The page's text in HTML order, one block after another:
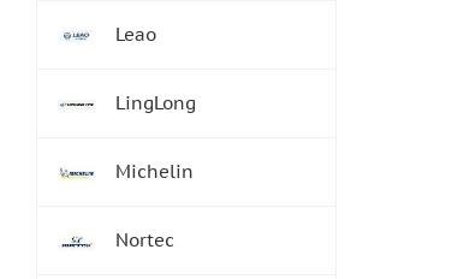
Leao
LingLong
Michelin
Nortec